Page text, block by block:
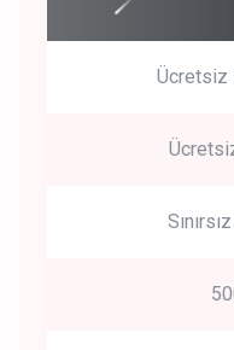
Get
Start by trying our service for
Ücretsiz